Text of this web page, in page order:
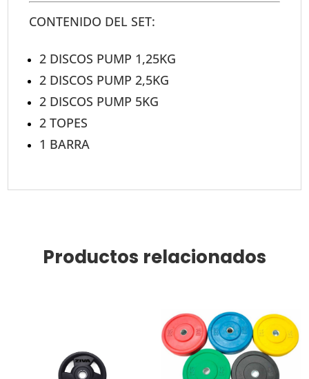
CONTENIDO DEL SET:
2 DISCOS PUMP 1,25KG
2 DISCOS PUMP 2,5KG
2 DISCOS PUMP 5KG
2 TOPES
1 BARRA
Productos relacionados